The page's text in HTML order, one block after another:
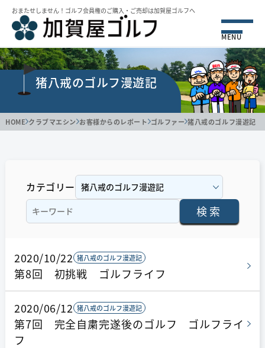
おまたせしません！ゴルフ会員権のご購⼊・ご売却は加賀屋ゴルフへ
MENU
猪八戒のゴルフ漫遊記
HOME クラブマエシン お客様からのレポート ゴルファー 猪八戒のゴルフ漫遊記
カテゴリー
検索
2020/10/22 猪八戒のゴルフ漫遊記
第8回 初挑戦 ゴルフライフ
2020/06/12 猪八戒のゴルフ漫遊記
第7回 完全自粛完遂後のゴルフ ゴルフライ
フ